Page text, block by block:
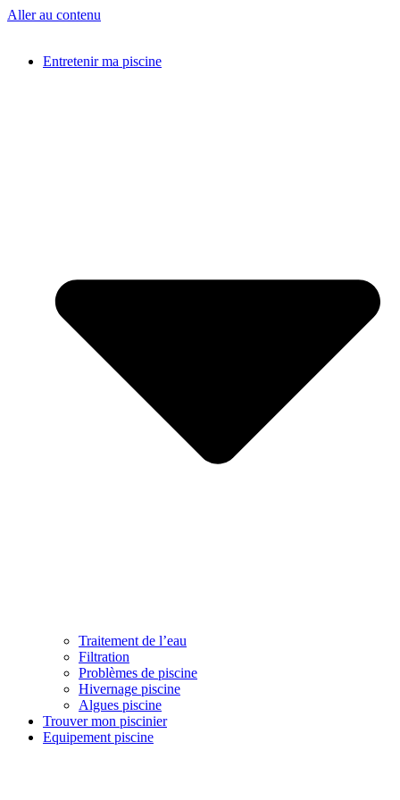
Aller au contenu
Entretenir ma piscine
Traitement de l’eau
Filtration
Problèmes de piscine
Hivernage piscine
Algues piscine
Trouver mon piscinier
Equipement piscine